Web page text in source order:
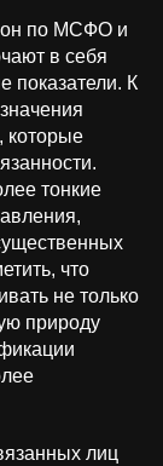
по МСФО и
в себя
показатели. К
которые
тонкие
что
не только
природу
лиц